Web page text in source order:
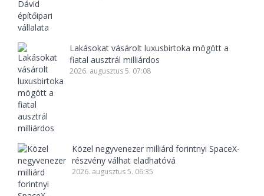
Lakásokat vásárolt luxusbirtoka mögött a
fiatal ausztrál milliárdos
2026. augusztus 5. 07:08
Közel negyvenezer milliárd forintnyi SpaceX-
részvény válhat eladhatóvá
2026. augusztus 5. 06:35